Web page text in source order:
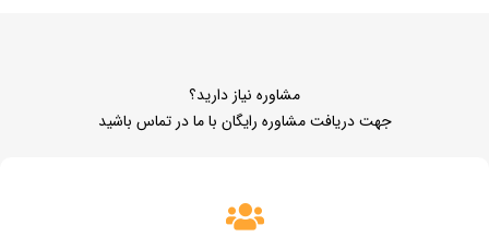
مشاوره نیاز دارید؟
جهت دریافت مشاوره رایگان با ما در تماس باشید